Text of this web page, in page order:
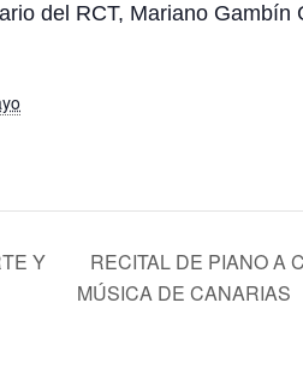
del RCT, Mariano Gambín
Y
RECITAL DE PIANO A
MÚSICA DE CANARIAS